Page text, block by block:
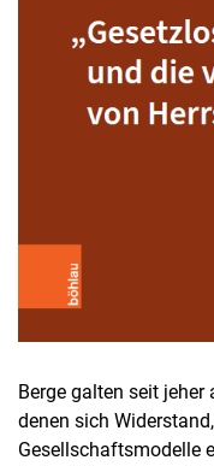
Berge galten seit
denen sich
Gesellschaftsmodelle